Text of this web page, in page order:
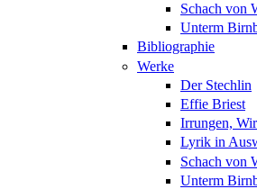
Schach von
Unterm
Bibliographie
Werke
Der Stechlin
Effie Briest
Irrungen,
Lyrik in
Schach von
Unterm